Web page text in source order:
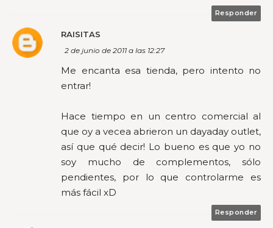
Responder
RAISITAS
2 de junio de 2011 a las 12:27
Me encanta esa tienda, pero intento no
entrar!
Hace tiempo en un centro comercial al
que oy a vecea abrieron un dayaday outlet,
así que qué decir! Lo bueno es que yo no
soy mucho de complementos, sólo
pendientes, por lo que controlarme es
más fácil xD
Responder